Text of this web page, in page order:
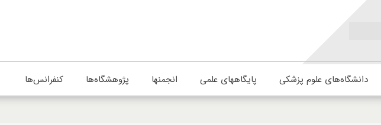
دانشگاه‌های علوم پزشکی پایگاههای علمی انجمنها پژوهشگاه‌ها کنفرانس‌ها